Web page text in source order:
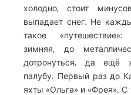
холодно, стоит
выпадает снег. Не
такое
зимняя, до
дотронуться, да ещё
палубу. Первый раз до
яхты «Ольга» и «Фрея».